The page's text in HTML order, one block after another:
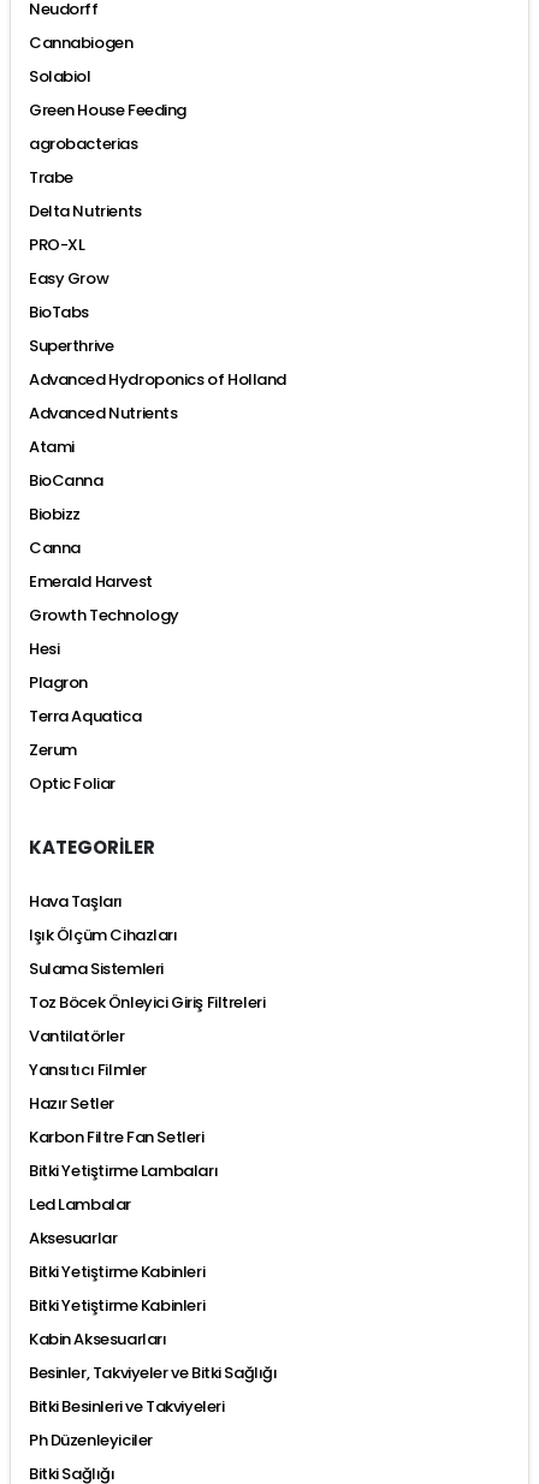
Neudorff
Cannabiogen
Solabiol
Green House Feeding
agrobacterias
Trabe
Delta Nutrients
PRO-XL
Easy Grow
BioTabs
Superthrive
Advanced Hydroponics of Holland
Advanced Nutrients
Atami
BioCanna
Biobizz
Canna
Emerald Harvest
Growth Technology
Hesi
Plagron
Terra Aquatica
Zerum
Optic Foliar
KATEGORİLER
Hava Taşları
Işık Ölçüm Cihazları
Sulama Sistemleri
Toz Böcek Önleyici Giriş Filtreleri
Vantilatörler
Yansıtıcı Filmler
Hazır Setler
Karbon Filtre Fan Setleri
Bitki Yetiştirme Lambaları
Led Lambalar
Aksesuarlar
Bitki Yetiştirme Kabinleri
Bitki Yetiştirme Kabinleri
Kabin Aksesuarları
Besinler, Takviyeler ve Bitki Sağlığı
Bitki Besinleri ve Takviyeleri
Ph Düzenleyiciler
Bitki Sağlığı